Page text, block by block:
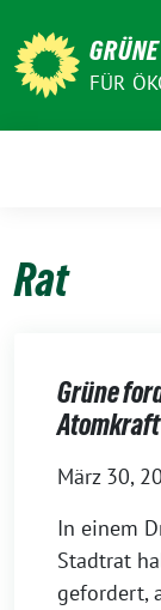
zum
Inhalt
FÜR
Rat
Grüne
Atomkraft
März 30,
In einem
Stadtrat
gefordert,